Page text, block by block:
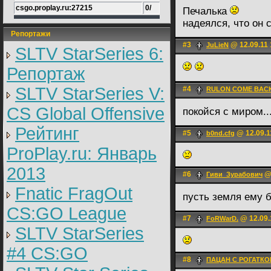
csgo.proplay.ru:27215 0/
Репортажи
SLTV StarSeries 6:
Репортаж
SLTV StarSeries V:
CS Global Offensive
Рейтинг
ProPlay.ru: Январь
2013
Fnatic FragOut
CS:GO League
SLTV StarSeries
#4 CS:GO
Печалька
надеялся, что он
#3 JuLieN @ 12.09.11
#4 RULON COME
покойся с
#5 b0nd.cfg @
#6 Гиви_Зурабович
пусть земля ему
#7 FoRWarD. @
#8 ПАЦАН С